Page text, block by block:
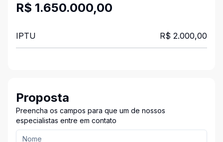
R$ 1.650.000,00
IPTU R$ 2.000,00
Proposta
Preencha os campos para que um de nossos
especialistas entre em contato